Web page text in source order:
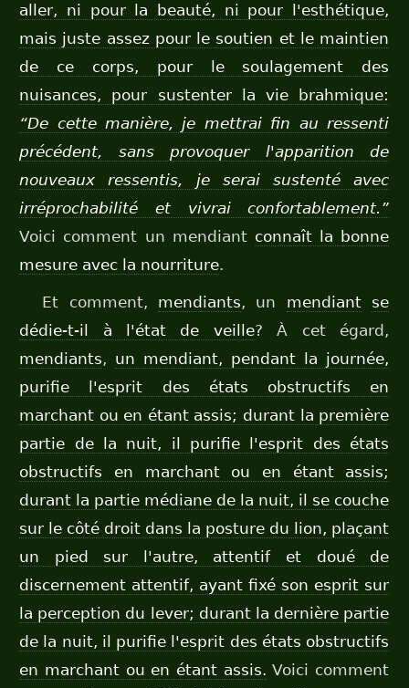
aller, ni pour la beauté, ni pour l'esthétique,
mais juste assez pour le soutien et le maintien
de ce corps, pour le soulagement des
nuisances, pour sustenter la vie brahmique:
“De cette manière, je mettrai fin au ressenti
précédent, sans provoquer l'apparition de
nouveaux ressentis, je serai sustenté avec
irréprochabilité et vivrai confortablement.”
Voici comment un mendiant connaît la bonne
mesure avec la nourriture.
Et comment, mendiants, un mendiant
se
dédie-t-il à l'état de veille? À cet égard,
mendiants, un mendiant, pendant la journée,
purifie l'esprit des états obstructifs en
marchant ou en étant assis; durant la première
partie de la nuit, il purifie l'esprit des états
obstructifs en marchant ou en étant assis;
durant la partie médiane de la nuit, il se couche
sur le côté droit dans la posture du lion, plaçant
un pied sur l'autre, attentif et doué de
discernement attentif, ayant fixé son esprit sur
la perception du lever; durant la dernière partie
de la nuit, il purifie l'esprit des états obstructifs
en marchant ou en étant assis. Voici comment